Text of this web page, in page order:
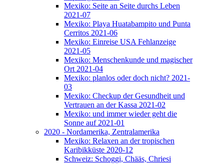
Mexiko: Seite an Seite durchs Leben
2021-07
Mexiko: Playa Huatabampito und Punta
Cerritos 2021-06
Mexiko: Einreise USA Fehlanzeige
2021-05
Mexiko: Menschenkunde und magischer
Ort 2021-04
Mexiko: planlos oder doch nicht? 2021-
03
Mexiko: Checkup der Gesundheit und
Vertrauen an der Kassa 2021-02
Mexiko: und immer wieder geht die
Sonne auf 2021-01
2020 - Nordamerika, Zentralamerika
Mexiko: Relaxen an der tropischen
Karibikküste 2020-12
Schweiz: Schoggi, Chääs, Chriesi